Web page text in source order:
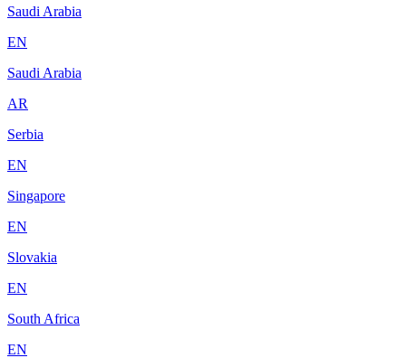
Saudi Arabia
EN
Saudi Arabia
AR
Serbia
EN
Singapore
EN
Slovakia
EN
South Africa
EN